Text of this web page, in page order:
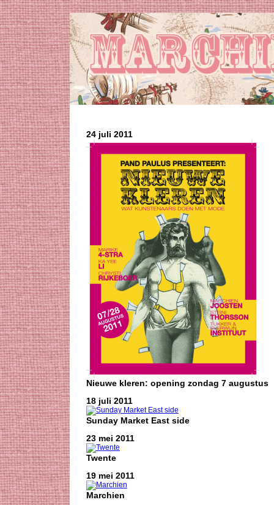
24 juli 2011
Nieuwe kleren: opening zondag 7 augustus
18 juli 2011
Sunday Market East side
23 mei 2011
Twente
19 mei 2011
Marchien